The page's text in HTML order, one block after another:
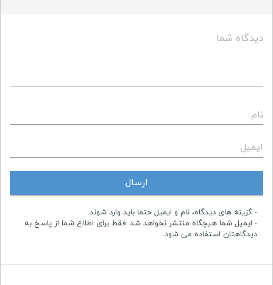
دیدگاه شما
نام
ایمیل
ارسال
- گزینه های دیدگاه، نام و ایمیل حتما باید وارد شوند.
- ایمیل شما هیچگاه منتشر نخواهد شد. فقط برای اطلاع شما از پاسخ به
دیدگاهتان استفاده می شود.